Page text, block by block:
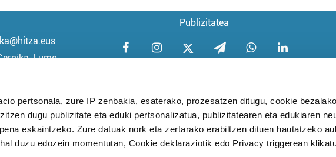
pertsonala, zure IP zenbakia, esaterako, prozesatzen ditugu, cookie
dugu publizitate eta eduki pertsonalizatua, publizitatearen eta edukiaren
eskaintzeko. Zure datuak nork eta zertarako erabiltzen dituen hautatzeko
duzu edozein momentutan, Cookie deklaraziotik edo Privacy triggerean
Lumo
Publizitatea
Aniztasun politika Pribatutasun